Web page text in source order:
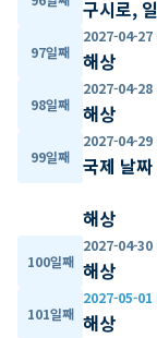
구시로,
97일째
2027-04-27
해상
98일째
2027-04-28
해상
99일째
2027-04-29
국제 날
해상
100일째
2027-04-30
해상
101일째
2027-05-01
해상